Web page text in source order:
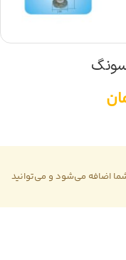
اضافه می‌شود و می‌توانید